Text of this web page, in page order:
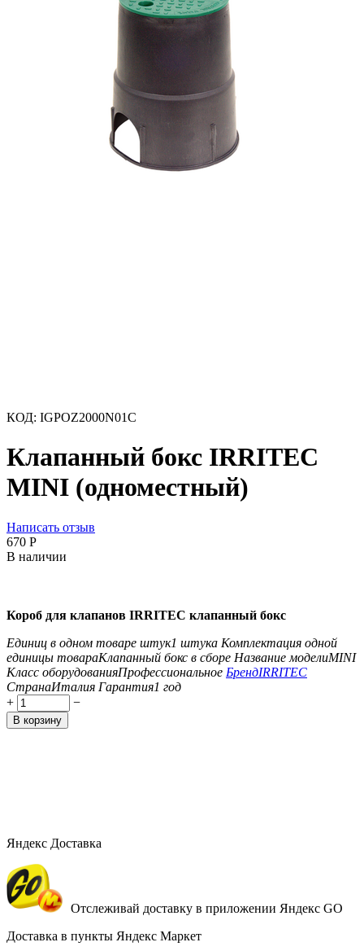
КОД: IGPOZ2000N01C
Клапанный бокс IRRITEC
MINI (одноместный)
Написать отзыв
‍670‍ Р
В наличии
Короб для клапанов IRRITEC клапанный бокс
Единиц в одном товаре штук1 штука Комплектация одной
единицы товараКлапанный бокс в сборе Название моделиMINI
Класс оборудованияПрофессиональное БрендIRRITEC
СтранаИталия Гарантия1 год
+
−
В корзину
Яндекс Доставка
Отслеживай доставку в приложении Яндекс GO
Доставка в пункты Яндекс Маркет